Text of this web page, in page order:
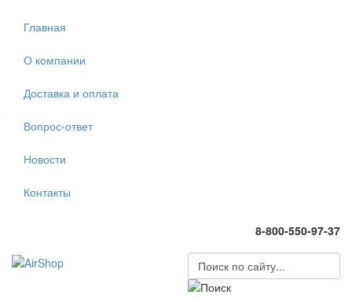
Главная
О компании
Доставка и оплата
Вопрос-ответ
Новости
Контакты
8-800-550-97-37